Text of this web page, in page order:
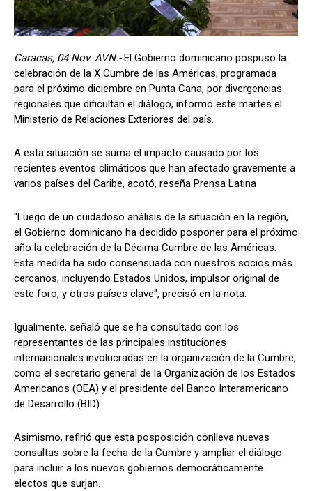
Caracas, 04 Nov. AVN.- El Gobierno dominicano pospuso la
celebración de la X Cumbre de las Américas, programada
para el próximo diciembre en Punta Cana, por divergencias
regionales que dificultan el diálogo, informó este martes el
Ministerio de Relaciones Exteriores del país.
A esta situación se suma el impacto causado por los
recientes eventos climáticos que han afectado gravemente a
varios países del Caribe, acotó, reseña Prensa Latina
"Luego de un cuidadoso análisis de la situación en la región,
el Gobierno dominicano ha decidido posponer para el próximo
año la celebración de la Décima Cumbre de las Américas.
Esta medida ha sido consensuada con nuestros socios más
cercanos, incluyendo Estados Unidos, impulsor original de
este foro, y otros países clave", precisó en la nota.
Igualmente, señaló que se ha consultado con los
representantes de las principales instituciones
internacionales involucradas en la organización de la Cumbre,
como el secretario general de la Organización de los Estados
Americanos (OEA) y el presidente del Banco Interamericano
de Desarrollo (BID).
Asimismo, refirió que esta posposición conlleva nuevas
consultas sobre la fecha de la Cumbre y ampliar el diálogo
para incluir a los nuevos gobiernos democráticamente
electos que surjan.